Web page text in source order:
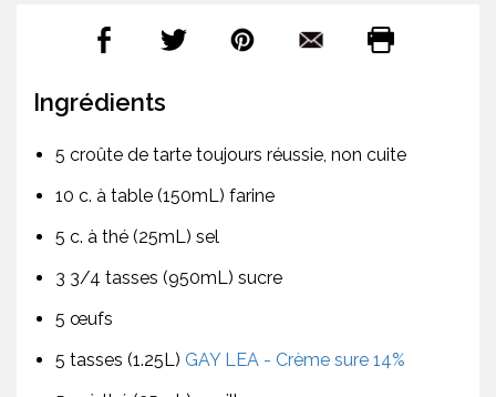
Ingrédients
5 croûte de tarte toujours réussie, non cuite
10 c. à table (150mL) farine
5 c. à thé (25mL) sel
3 3/4 tasses (950mL) sucre
5 œufs
5 tasses (1.25L) GAY LEA - Crème sure 14%